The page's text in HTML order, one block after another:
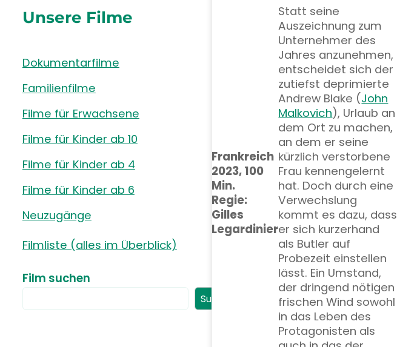
Frankreich
2023,100
Min.
Regie:
Gilles
Legardinier
Statt seine
Auszeichnung zum
Unternehmer des
Jahres anzunehmen,
entscheidet sich der
zutiefst deprimierte
Andrew Blake (John
Malkovich), Urlaub an
dem Ort zu machen,
an dem er seine
kürzlich verstorbene
Frau kennengelernt
hat. Doch durch eine
Verwechslung
kommt es dazu, dass
er sich kurzerhand
als Butler auf
Probezeit einstellen
lässt. Ein Umstand,
der dringend nötigen
frischen Wind sowohl
in das Leben des
Protagonisten als
Unsere Filme
Dokumentarfilme
Familienfilme
Filme für Erwachsene
Filme für Kinder ab 10
Filme für Kinder ab 4
Filme für Kinder ab 6
Neuzugänge
Filmliste (alles im Überblick)
Film suchen
Suchen